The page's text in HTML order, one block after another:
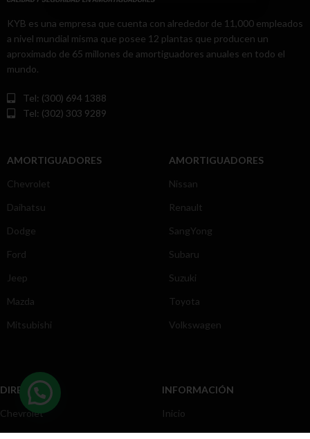
KYB es una empresa que cuenta con alrededor de 11,000 empleados
a nivel mundial misma que posee 12 plantas que producen un
aproximado de 65 millones de amortiguadores anuales en todo el
mundo.
Tel: (300) 694 1388
Tel: (302) 303 9289
AMORTIGUADORES
Chevrolet
Daihatsu
Dodge
Ford
Jeep
Mazda
Mitsubishi
AMORTIGUADORES
Nissan
Renault
SangYong
Subaru
Suzuki
Toyota
Volkswagen
DIRECCIÓN
Chevrolet
INFORMACIÓN
Inicio